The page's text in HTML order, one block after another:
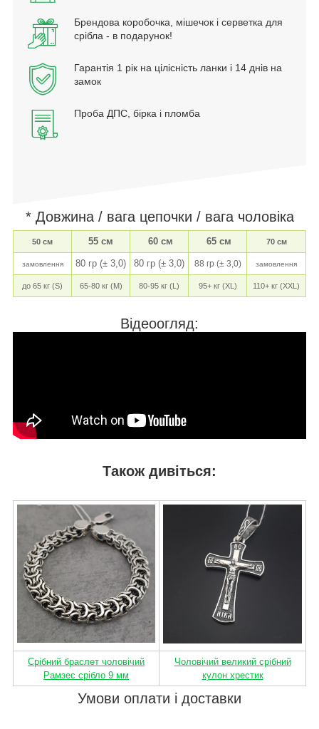
Брендова коробочка, мішечок і серветка для
срібла - в подарунок!
Гарантія 1 рік на цілісність ланки і 14 днів на
замок
Проба ДПС, бірка і пломба
* Довжина / вага цепочки / вага чоловіка
50 см 55 см 60 см 65 см 70 см
замовлення 80 гр (± 3,0) 80 гр (± 3,0) 88 гр (± 3,0) замовлення
до 65 кг (S) 65-80 кг (M) 80-95 кг (L) 95+ кг (XL) 110+ кг (XXL)
Відеоогляд:
Також дивіться:
Срібний браслет чоловічий
Рамзес срібло 9 мм
Чоловічий великий срібний
кулон хрестик
Умови оплати і доставки